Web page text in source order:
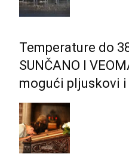
Temperature do
SUNČANO I
mogući pljuskovi